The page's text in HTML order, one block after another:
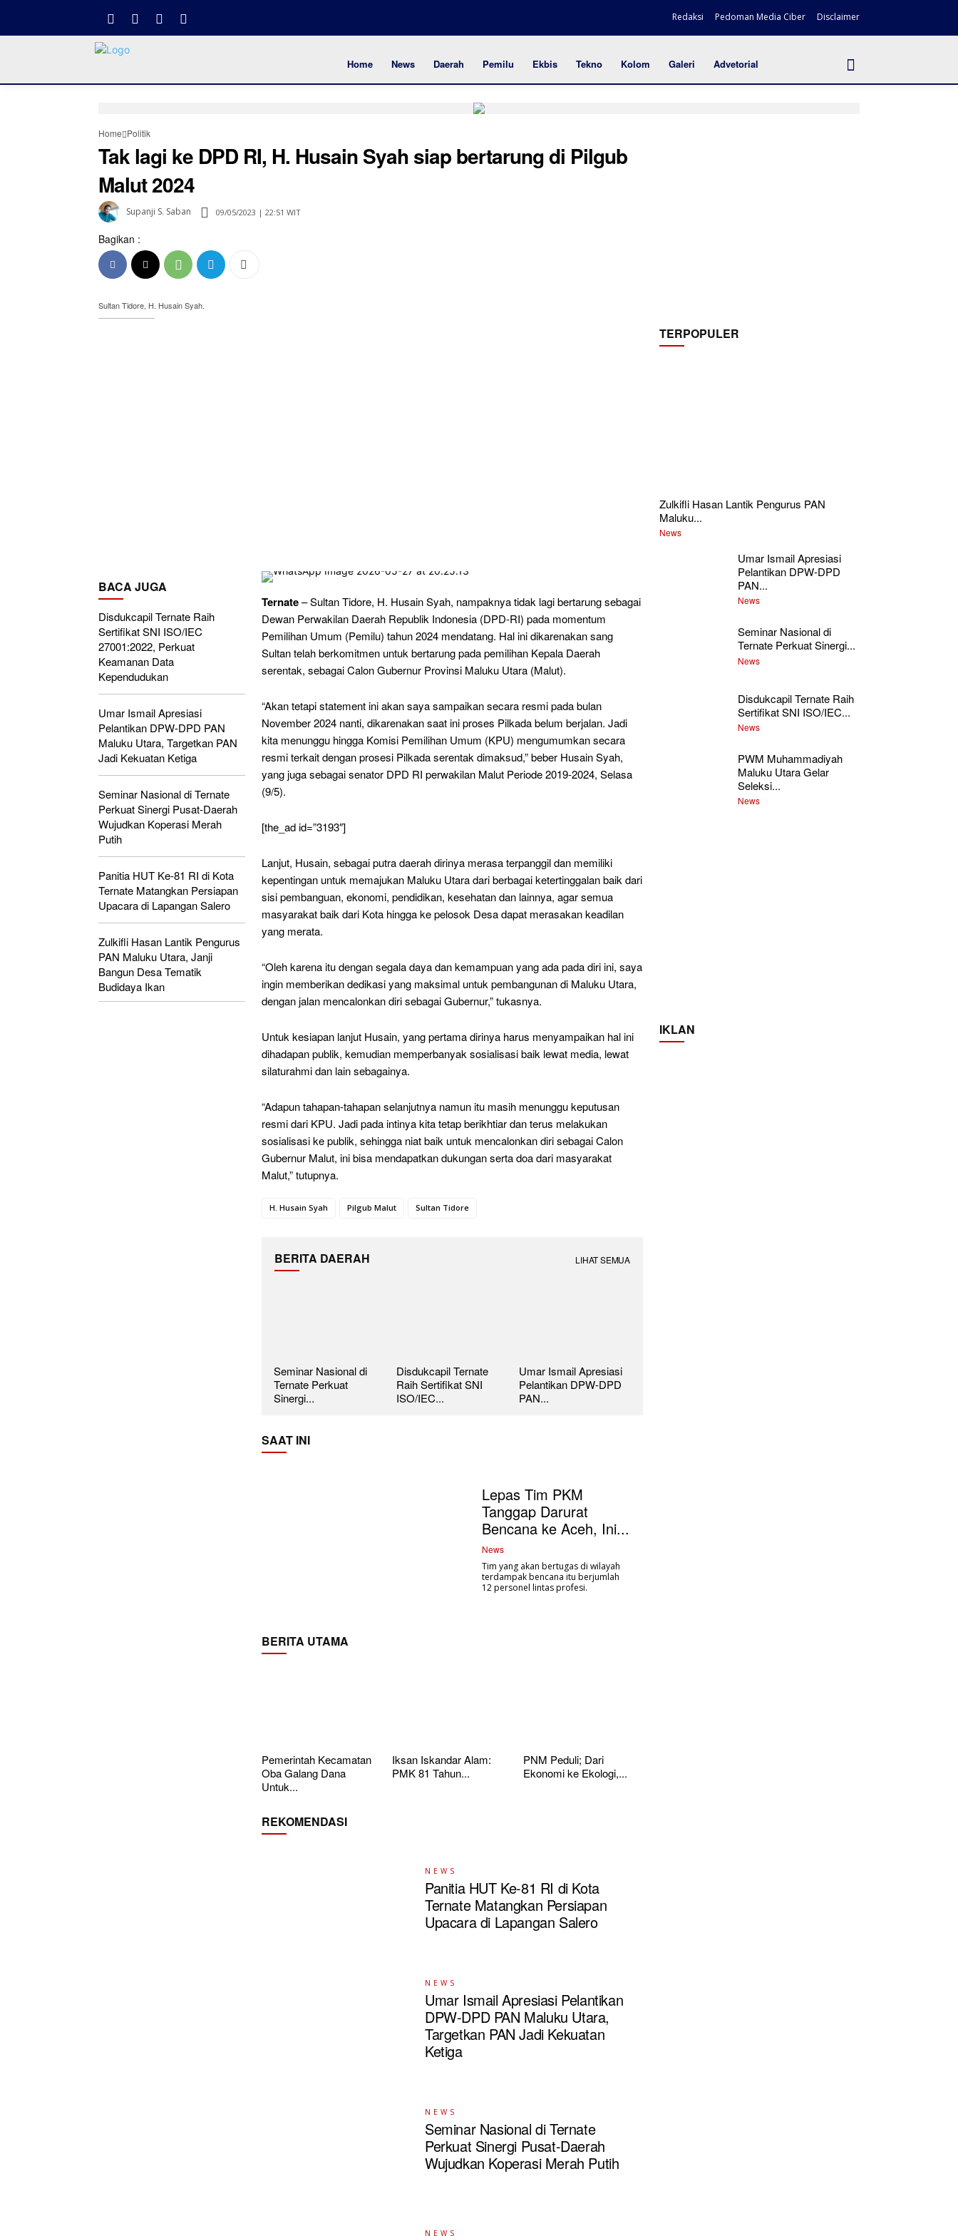
Redaksi Pedoman Media Ciber Disclaimer
Home News Daerah Pemilu Ekbis Tekno Kolom Galeri Advetorial
Home Politik
Tak lagi ke DPD RI, H. Husain Syah siap bertarung di Pilgub
Malut 2024
Supanji S. Saban 09/05/2023 | 22:51 WIT
Bagikan :
Sultan Tidore, H. Husain Syah.
TERPOPULER
Zulkifli Hasan Lantik Pengurus PAN
Maluku...
News
BACA JUGA
Disdukcapil Ternate Raih
Sertifikat SNI ISO/IEC
27001:2022, Perkuat
Keamanan Data
Kependudukan
Umar Ismail Apresiasi
Pelantikan DPW-DPD PAN
Maluku Utara, Targetkan PAN
Jadi Kekuatan Ketiga
Seminar Nasional di Ternate
Perkuat Sinergi Pusat-Daerah
Wujudkan Koperasi Merah
Putih
Panitia HUT Ke-81 RI di Kota
Ternate Matangkan Persiapan
Upacara di Lapangan Salero
Zulkifli Hasan Lantik Pengurus
PAN Maluku Utara, Janji
Bangun Desa Tematik
Budidaya Ikan
Ternate– Sultan Tidore, H. Husain Syah, nampaknya tidak lagi bertarung sebagai
Dewan Perwakilan Daerah Republik Indonesia (DPD-RI) pada momentum
Pemilihan Umum (Pemilu) tahun 2024 mendatang. Hal ini dikarenakan sang
Sultan telah berkomitmen untuk bertarung pada pemilihan Kepala Daerah
serentak, sebagai Calon Gubernur Provinsi Maluku Utara (Malut).
“Akan tetapi statement ini akan saya sampaikan secara resmi pada bulan
November 2024 nanti, dikarenakan saat ini proses Pilkada belum berjalan. Jadi
kita menunggu hingga Komisi Pemilihan Umum (KPU) mengumumkan secara
resmi terkait dengan prosesi Pilkada serentak dimaksud,” beber Husain Syah,
yang juga sebagai senator DPD RI perwakilan Malut Periode 2019-2024, Selasa
(9/5).
[the_ad id=”3193″]
Lanjut, Husain, sebagai putra daerah dirinya merasa terpanggil dan memiliki
kepentingan untuk memajukan Maluku Utara dari berbagai ketertinggalan baik dari
sisi pembanguan, ekonomi, pendidikan, kesehatan dan lainnya, agar semua
masyarakat baik dari Kota hingga ke pelosok Desa dapat merasakan keadilan
yang merata.
“Oleh karena itu dengan segala daya dan kemampuan yang ada pada diri ini, saya
ingin memberikan dedikasi yang maksimal untuk pembangunan di Maluku Utara,
dengan jalan mencalonkan diri sebagai Gubernur,” tukasnya.
Untuk kesiapan lanjut Husain, yang pertama dirinya harus menyampaikan hal ini
dihadapan publik, kemudian memperbanyak sosialisasi baik lewat media, lewat
silaturahmi dan lain sebagainya.
“Adapun tahapan-tahapan selanjutnya namun itu masih menunggu keputusan
resmi dari KPU. Jadi pada intinya kita tetap berikhtiar dan terus melakukan
sosialisasi ke publik, sehingga niat baik untuk mencalonkan diri sebagai Calon
Gubernur Malut, ini bisa mendapatkan dukungan serta doa dari masyarakat
Malut,” tutupnya.
H. Husain Syah Pilgub Malut Sultan Tidore
BERITA DAERAH LIHAT SEMUA
Seminar Nasional di
Ternate Perkuat
Sinergi...
Disdukcapil Ternate
Raih Sertifikat SNI
ISO/IEC...
Umar Ismail Apresiasi
Pelantikan DPW-DPD
PAN...
SAAT INI
Lepas Tim PKM
Tanggap Darurat
Bencana ke Aceh, Ini...
News
Tim yang akan bertugas di wilayah
terdampak bencana itu berjumlah
12 personel lintas profesi.
BERITA UTAMA
Pemerintah Kecamatan
Oba Galang Dana
Untuk...
Iksan Iskandar Alam:
PMK 81 Tahun...
PNM Peduli; Dari
Ekonomi ke Ekologi,...
REKOMENDASI
NEWS
Panitia HUT Ke-81 RI di Kota
Ternate Matangkan Persiapan
Upacara di Lapangan Salero
NEWS
Umar Ismail Apresiasi Pelantikan
DPW-DPD PAN Maluku Utara,
Targetkan PAN Jadi Kekuatan
Ketiga
NEWS
Seminar Nasional di Ternate
Perkuat Sinergi Pusat-Daerah
Wujudkan Koperasi Merah Putih
NEWS
Umar Ismail Apresiasi
Pelantikan DPW-DPD
PAN...
News
Seminar Nasional di
Ternate Perkuat Sinergi...
News
Disdukcapil Ternate Raih
Sertifikat SNI ISO/IEC...
News
PWM Muhammadiyah
Maluku Utara Gelar
Seleksi...
News
IKLAN